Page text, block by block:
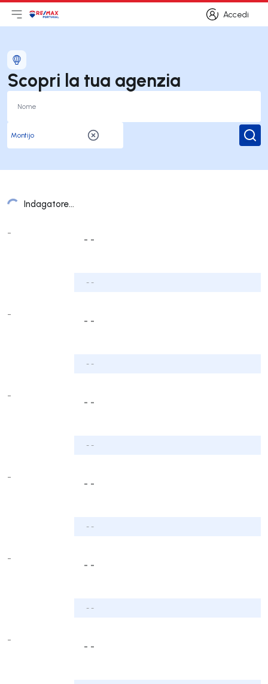
Accedi
Accedi
Apri il menu principale
LogoVai alla homepage
Scopri la tua agenzia
Indagatore...
Elenco Uffici
-
- -
- -
-
- -
- -
-
- -
- -
-
- -
- -
-
- -
- -
-
- -